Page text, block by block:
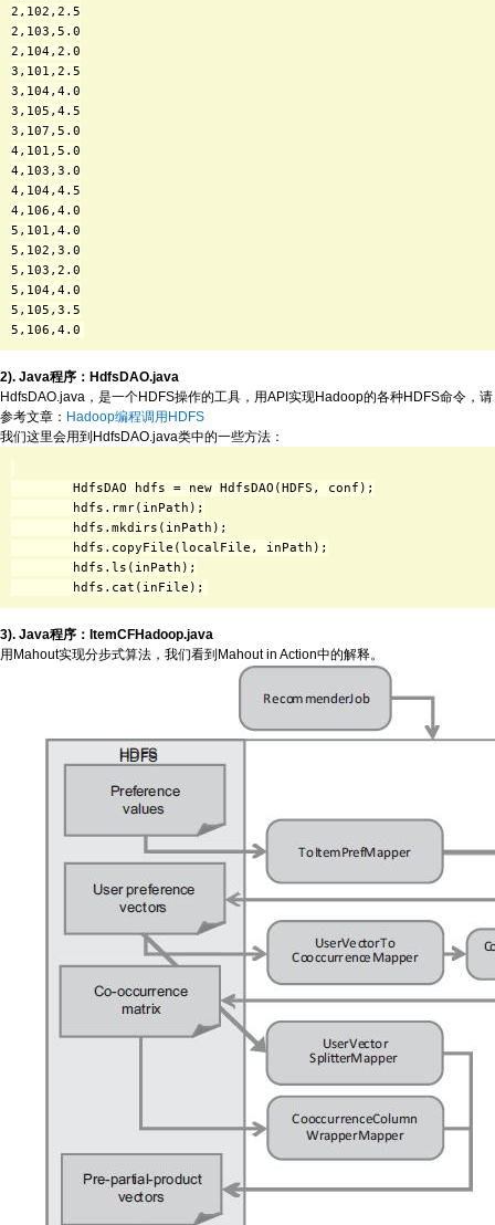
2,102,2.5
2,103,5.0
2,104,2.0
3,101,2.5
3,104,4.0
3,105,4.5
3,107,5.0
4,101,5.0
4,103,3.0
4,104,4.5
4,106,4.0
5,101,4.0
5,102,3.0
5,103,2.0
5,104,4.0
5,105,3.5
2). Java程序：HdfsDAO.java
HdfsDAO.java，是一个HDFS操作的工具，用API实现Hadoop的各种HDFS命令，请
参考文章： Hadoop编程调用HDFS
我们这里会用到HdfsDAO.java类中的一些方法：
        HdfsDAO hdfs = new HdfsDAO(HDFS, conf);
        hdfs.rmr(inPath);
        hdfs.mkdirs(inPath);
        hdfs.copyFile(localFile, inPath);
        hdfs.ls(inPath);
3). Java程序：ItemCFHadoop.java
用Mahout实现分步式算法，我们看到Mahout in Action中的解释。